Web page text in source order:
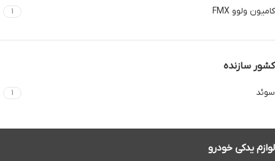
کامیون ولوو FMX 1
کشور سازنده
سوئد 1
لوازم یدکی خودرو